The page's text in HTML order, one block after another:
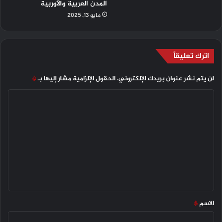
المدن العربية والأوربية
مايو 13, 2025
اترك تعليقاً
لن يتم نشر عنوان بريدك الإلكتروني.الحقول الإلزامية مشار إليها بـ*
*
الاسم*